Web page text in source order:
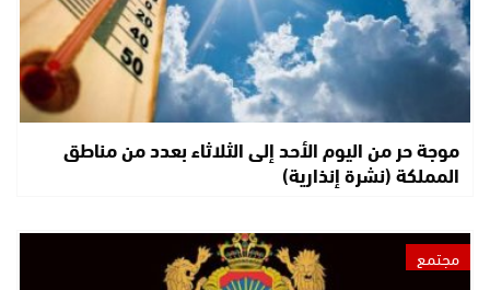
موجة حر من اليوم الأحد إلى الثلاثاء بعدد من مناطق
المملكة (نشرة إنذارية)
مجتمع